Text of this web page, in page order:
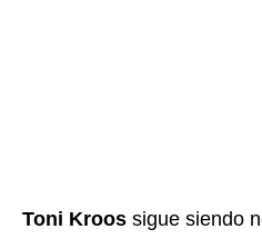
Toni Kroos sigue siendo